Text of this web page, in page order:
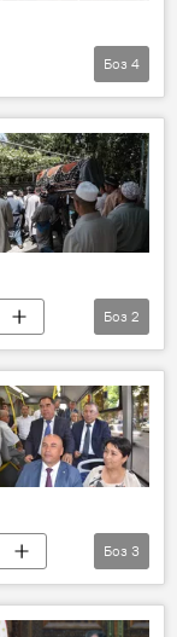
Боз 4
Боз 2
Боз 3